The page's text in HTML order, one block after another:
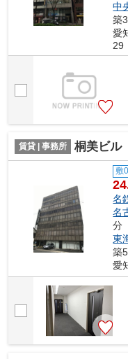
中
築
愛
29
賃貸 | 事務所 桐美ビル
敷0
名
名
分
東
築
愛